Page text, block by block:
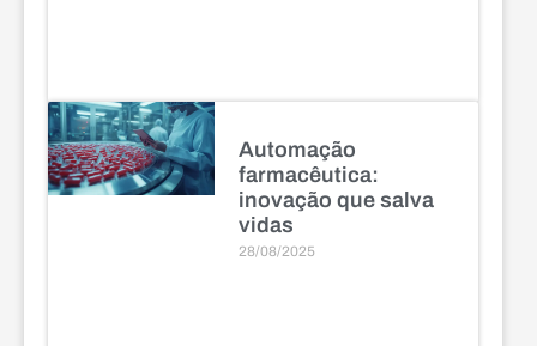
Automação
farmacêutica:
inovação que salva
vidas
28/08/2025